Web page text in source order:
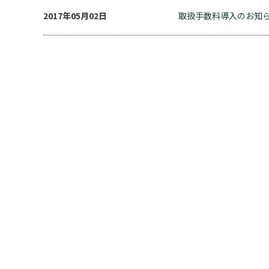
2017年05月02日 取扱手数料導入のお知